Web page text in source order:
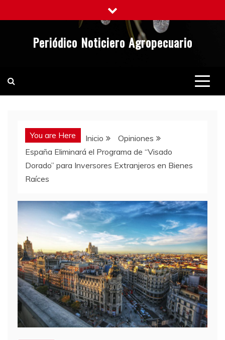
al
Periódico Noticiero Agropecuario
You are Here Inicio
Opiniones
España Eliminará el Programa de “Visado
Dorado” para Inversores Extranjeros en Bienes
Raíces